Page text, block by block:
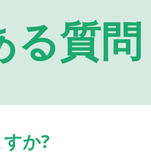
る質問
か?